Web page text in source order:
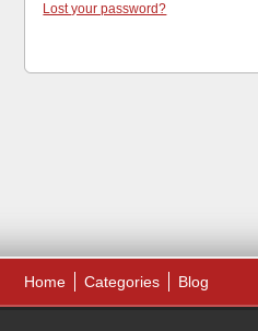
Lost your password?
Home Categories Blog